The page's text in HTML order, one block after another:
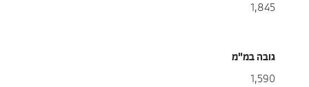
1,845
גובה במ"מ
1,590